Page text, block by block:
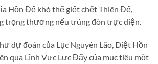
Hồn Đế khó thể giết chết Thiên Đế,
trọng thương nếu trúng đòn trực diện.
dự đoán của Lục Nguyên Lão, Diệt Hồn
qua Lĩnh Vực Lực Đẩy của mục tiêu một